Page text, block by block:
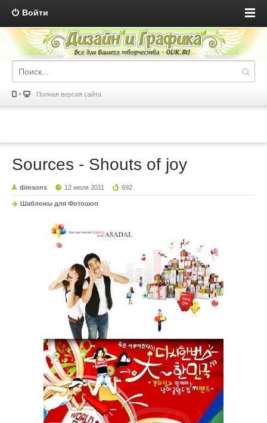
Войти
Полная версия сайта
Sources - Shouts of joy
dimsons 12 июля 2011 692
Шаблоны для Фотошоп